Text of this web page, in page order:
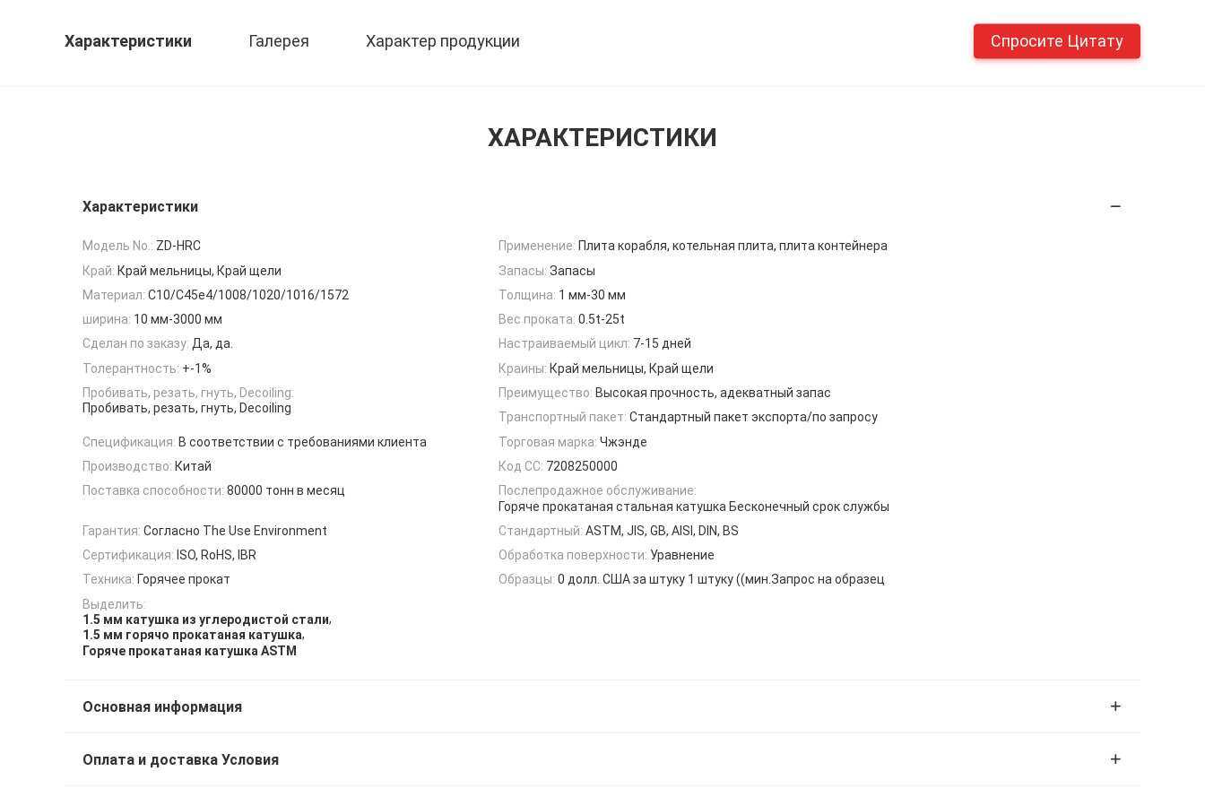
Характеристики Галерея Характер продукции Спросите Цитату
ХАРАКТЕРИСТИКИ
Характеристики
Модель No.: ZD-HRC Применение: Плита корабля, котельная плита, плита контейнера
Край: Край мельницы, Край щели Запасы: Запасы
Материал: C10/C45e4/1008/1020/1016/1572 Толщина: 1 мм-30 мм
ширина: 10 мм-3000 мм Вес проката: 0.5t-25t
Сделан по заказу: Да, да. Настраиваемый цикл: 7-15 дней
Толерантность: +-1% Краины: Край мельницы, Край щели
Пробивать, резать, гнуть, Decoiling:
Пробивать, резать, гнуть, Decoiling
Преимущество: Высокая прочность, адекватный запас
Транспортный пакет: Стандартный пакет экспорта/по запросу
Спецификация: В соответствии с требованиями клиента Торговая марка: Чжэнде
Производство: Китай Код СС: 7208250000
Поставка способности: 80000 тонн в месяц
Послепродажное обслуживание:
Горяче прокатаная стальная катушка Бесконечный срок службы
Гарантия: Согласно The Use Environment Стандартный: ASTM, JIS, GB, AISI, DIN, BS
Сертификация: ISO, RoHS, IBR Обработка поверхности: Уравнение
Техника: Горячее прокат Образцы: 0 долл. США за штуку 1 штуку ((мин.Запрос на образец
Выделить:
1.5 мм катушка из углеродистой стали,
1.5 мм горячо прокатаная катушка,
Горяче прокатаная катушка ASTM
Основная информация
Оплата и доставка Условия